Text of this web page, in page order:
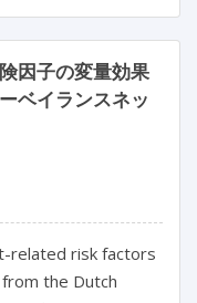
因子の変量効果
ベイランスネッ
related risk factors
the Dutch